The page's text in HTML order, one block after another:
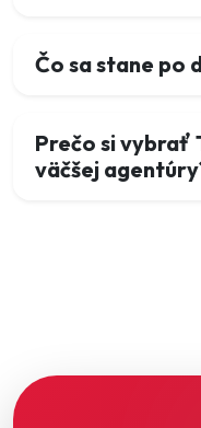
Čo sa stane po
Prečo si vybrať
väčšej